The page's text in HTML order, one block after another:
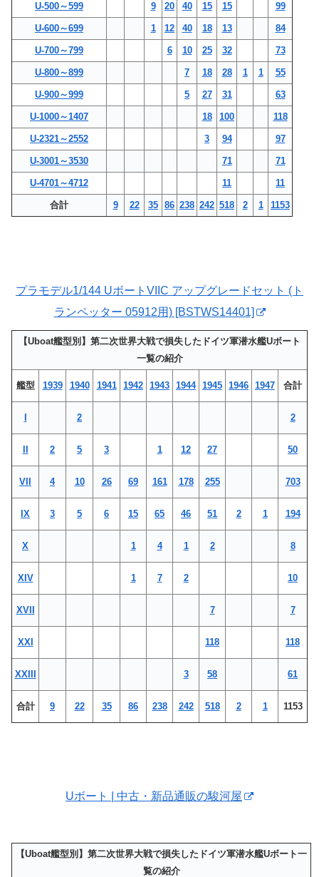
U-500～599 9 20 40 15 15 99
U-600～699 1 12 40 18 13 84
U-700～799 6 10 25 32 73
U-800～899 7 18 28 1 1 55
U-900～999 5 27 31 63
U-1000～1407 18 100 118
U-2321～2552 3 94 97
U-3001～3530 71 71
U-4701～4712 11 11
合計 9 22 35 86 238 242 518 2 1 1153
プラモデル1/144 UボートVIIC アップグレードセット (ト
ランペッター 05912用) [BSTWS14401]
【Uboat艦型別】第二次世界大戦で損失したドイツ軍潜水艦Uボート
一覧の紹介
艦型 1939 1940 1941 1942 1943 1944 1945 1946 1947 合計
I 2 2
II 2 5 3 1 12 27 50
VII 4 10 26 69 161 178 255 703
IX 3 5 6 15 65 46 51 2 1 194
X 1 4 1 2 8
XIV 1 7 2 10
XVII 7 7
XXI 118 118
XXIII 3 58 61
合計 9 22 35 86 238 242 518 2 1 1153
Uボート | 中古・新品通販の駿河屋
【Uboat艦型別】第二次世界大戦で損失したドイツ軍潜水艦Uボート一
覧の紹介